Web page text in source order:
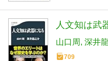
人文知は武
山口周 深井
709